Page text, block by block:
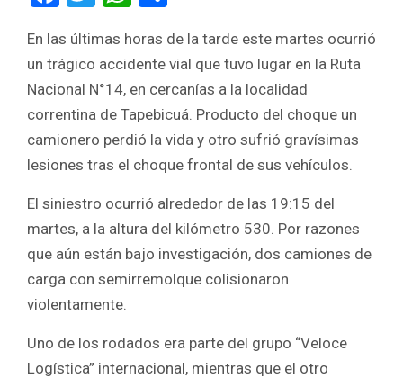
ce
b
o
o
k
tt
er
at
s
A
p
p
ar
e
En las últimas horas de la tarde este martes ocurrió
un trágico accidente vial que tuvo lugar en la Ruta
Nacional N°14, en cercanías a la localidad
correntina de Tapebicuá. Producto del choque un
camionero perdió la vida y otro sufrió gravísimas
lesiones tras el choque frontal de sus vehículos.
El siniestro ocurrió alrededor de las 19:15 del
martes, a la altura del kilómetro 530. Por razones
que aún están bajo investigación, dos camiones de
carga con semirremolque colisionaron
violentamente.
Uno de los rodados era parte del grupo “Veloce
Logística” internacional, mientras que el otro